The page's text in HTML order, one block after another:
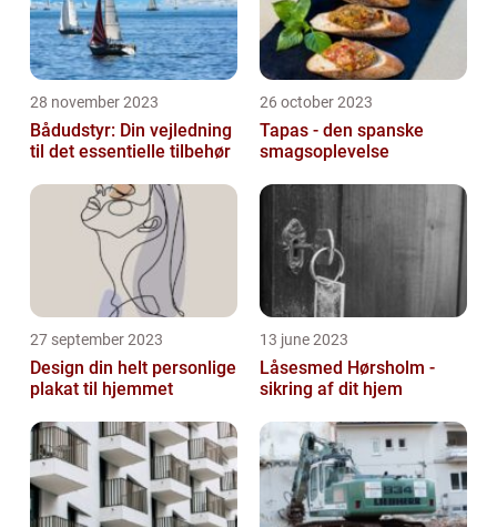
28 november 2023
Bådudstyr: Din vejledning
til det essentielle tilbehør
26 october 2023
Tapas - den spanske
smagsoplevelse
27 september 2023
Design din helt personlige
plakat til hjemmet
13 june 2023
Låsesmed Hørsholm -
sikring af dit hjem